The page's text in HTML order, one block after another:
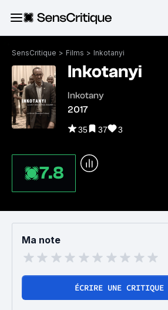
SensCritique > Films > Inkotanyi
Inkotanyi
Inkotany
2017
35 37 3
7.8
Ma note
ÉCRIRE UNE CRITIQUE